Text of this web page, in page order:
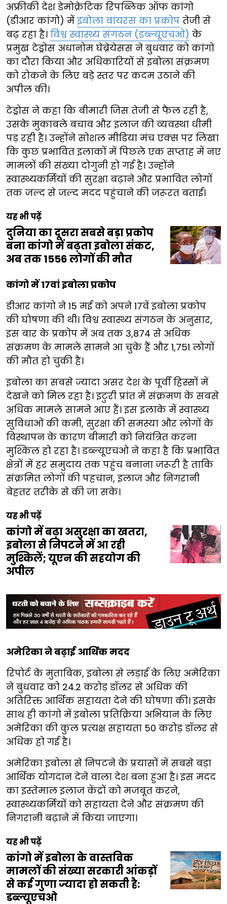
अफ्रीकी देश डेमोक्रेटिक रिपब्लिक ऑफ कांगो
(डीआर कांगो) मेंइबोला वायरस का प्रकोप तेजी से
बढ़ रहा है। विश्व स्वास्थ्य संगठन (डब्ल्यूएचओ) के
प्रमुख टेड्रोस अधानोम घेब्रेयेसस ने बुधवार को कांगो
का दौरा किया और अधिकारियों से इबोला संक्रमण
को रोकने के लिए बड़े स्तर पर कदम उठाने की
अपील की।
टेड्रोस ने कहा कि बीमारी जिस तेजी से फैल रही है,
उसके मुकाबले बचाव और इलाज की व्यवस्था धीमी
पड़ रही है। उन्होंने सोशल मीडिया मंच एक्स पर लिखा
कि कुछ प्रभावित इलाकों में पिछले एक सप्ताह में नए
मामलों की संख्या दोगुनी हो गई है। उन्होंने
स्वास्थ्यकर्मियों की सुरक्षा बढ़ाने और प्रभावित लोगों
तक जल्द से जल्द मदद पहुंचाने की जरूरत बताई।
यह भी पढ़ें
दुनिया का दूसरा सबसे बड़ा प्रकोप
बना कांगो में बढ़ता इबोला संकट,
अब तक 1556 लोगों की मौत
कांगो में 17वां इबोला प्रकोप
डीआर कांगो ने 15 मई को अपने 17वें इबोला प्रकोप
की घोषणा की थी। विश्व स्वास्थ्य संगठन के अनुसार,
इस बार के प्रकोप में अब तक 3,874 से अधिक
संक्रमण के मामले सामने आ चुके हैं और 1,751 लोगों
की मौत हो चुकी है।
इबोला का सबसे ज्यादा असर देश के पूर्वी हिस्सों में
देखने को मिल रहा है। इटुरी प्रांत में संक्रमण के सबसे
अधिक मामले सामने आए हैं। इस इलाके में स्वास्थ्य
सुविधाओं की कमी, सुरक्षा की समस्या और लोगों के
विस्थापन के कारण बीमारी को नियंत्रित करना
मुश्किल हो रहा है। डब्ल्यूएचओ ने कहा है कि प्रभावित
क्षेत्रों में हर समुदाय तक पहुंच बनाना जरूरी है ताकि
संक्रमित लोगों की पहचान, इलाज और निगरानी
बेहतर तरीके से की जा सके।
यह भी पढ़ें
कांगो में बढ़ा असुरक्षा का खतरा,
इबोला से निपटने में आ रही
मुश्किलें; यूएन की सहयोग की
अपील
अमेरिका ने बढ़ाई आर्थिक मदद
रिपोर्ट के मुताबिक, इबोला से लड़ाई के लिए अमेरिका
ने बुधवार को 24.2 करोड़ डॉलर से अधिक की
अतिरिक्त आर्थिक सहायता देने की घोषणा की। इसके
साथ ही कांगो में इबोला प्रतिक्रिया अभियान के लिए
अमेरिका की कुल प्रत्यक्ष सहायता 50 करोड़ डॉलर से
अधिक हो गई है।
अमेरिका इबोला से निपटने के प्रयासों में सबसे बड़ा
आर्थिक योगदान देने वाला देश बना हुआ है। इस मदद
का इस्तेमाल इलाज केंद्रों को मजबूत करने,
स्वास्थ्यकर्मियों को सहायता देने और संक्रमण की
निगरानी बढ़ाने में किया जाएगा।
यह भी पढ़ें
कांगो में इबोला के वास्तविक
मामलों की संख्या सरकारी आंकड़ों
से कई गुणा ज्यादा हो सकती है:
डब्ल्यूएचओ